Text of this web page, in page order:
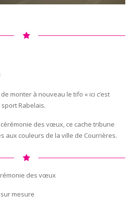
monter à nouveau le tifo « ici c’est
Rabelais.
cérémonie des vœux, ce cache tribune
aux couleurs de la ville de Courrières.
des vœux
mesure